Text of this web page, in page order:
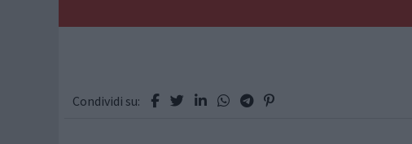
Condividi su: